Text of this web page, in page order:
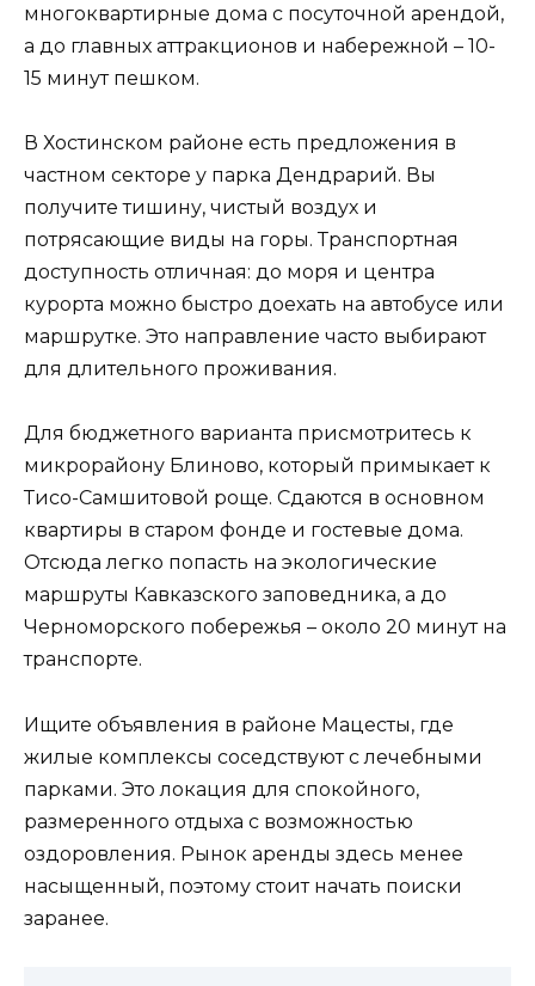
многоквартирные дома с посуточной арендой,
а до главных аттракционов и набережной – 10-
15 минут пешком.
В Хостинском районе есть предложения в
частном секторе у парка Дендрарий. Вы
получите тишину, чистый воздух и
потрясающие виды на горы. Транспортная
доступность отличная: до моря и центра
курорта можно быстро доехать на автобусе или
маршрутке. Это направление часто выбирают
для длительного проживания.
Для бюджетного варианта присмотритесь к
микрорайону Блиново, который примыкает к
Тисо-Самшитовой роще. Сдаются в основном
квартиры в старом фонде и гостевые дома.
Отсюда легко попасть на экологические
маршруты Кавказского заповедника, а до
Черноморского побережья – около 20 минут на
транспорте.
Ищите объявления в районе Мацесты, где
жилые комплексы соседствуют с лечебными
парками. Это локация для спокойного,
размеренного отдыха с возможностью
оздоровления. Рынок аренды здесь менее
насыщенный, поэтому стоит начать поиски
заранее.